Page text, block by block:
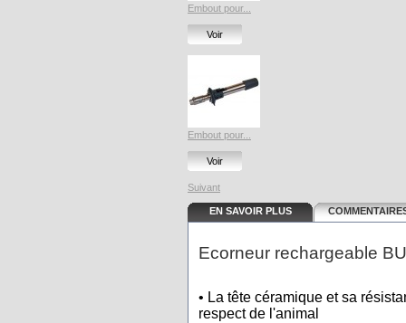
Embout pour...
Voir
Embout pour...
Voir
Suivant
EN SAVOIR PLUS
Ecorneur rechargeable
• La tête céramique et sa
respect de l'animal